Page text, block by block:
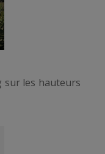
sur les hauteurs